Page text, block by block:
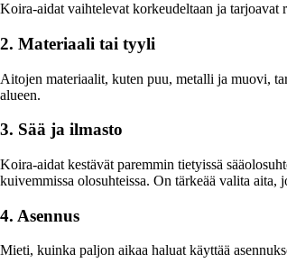
Koira-aidat vaihtelevat korkeudeltaan ja tarjoavat
2. Materiaali tai tyyli
Aitojen materiaalit, kuten puu, metalli ja muovi,
alueen.
3. Sää ja ilmasto
Koira-aidat kestävät paremmin tietyissä
kuivemmissa olosuhteissa. On tärkeää valita aita,
4. Asennus
Mieti, kuinka paljon aikaa haluat käyttää